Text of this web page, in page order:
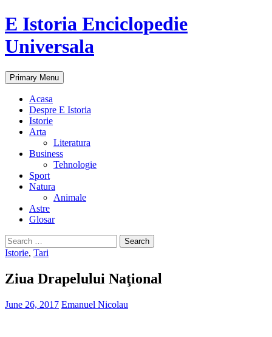
E Istoria Enciclopedie
Universala
Search
Primary Menu Skip
to
Acasa
Despre E Istoria
Istorie
Arta
Literatura
Business
Tehnologie
Sport
Natura
Animale
Astre
Glosar
Search
for:
Istorie, Tari
Ziua Drapelului Naţional
June 26, 2017 Emanuel Nicolau